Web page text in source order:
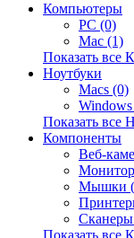
Компьютеры
PC (0)
Mac (1)
Показать все
Ноутбуки
Macs (0)
Показать все
Компоненты
Веб-
Мышки
Показать все